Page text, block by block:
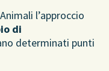
l’approccio
di
determinati punti